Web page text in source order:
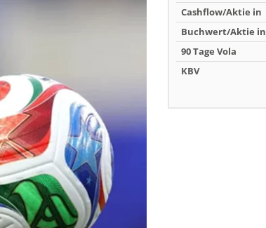
Cashflow/Aktie in
Buchwert/Aktie in
90 Tage Vola
KBV